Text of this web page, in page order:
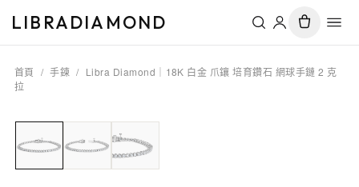
LIBRADIAMOND
首頁 / 手鍊 / Libra Diamond｜18K 白金 爪鑲 培育鑽石 網球手鏈 2 克
拉